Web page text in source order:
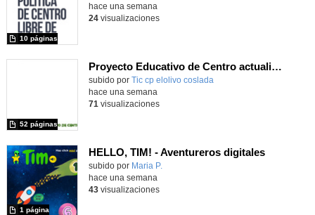
10 páginas
hace una semana
24visualizaciones
Proyecto Educativo de Centro actualizado 2026
subido por Tic cp elolivo coslada
52 páginas
hace una semana
71 visualizaciones
HELLO, TIM! - Aventureros digitales
Contenido educativo.
subido por Maria P.
1 página
hace una semana
43visualizaciones